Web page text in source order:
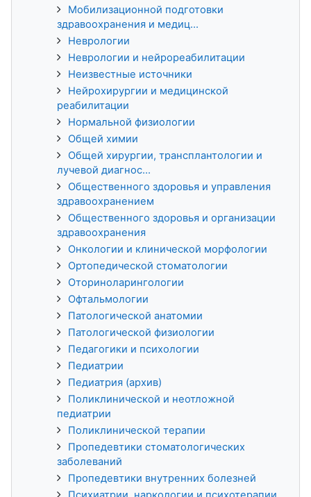
Мобилизационной подготовки
здравоохранения и медиц...
Неврологии
Неврологии и нейрореабилитации
Неизвестные источники
Нейрохирургии и медицинской
реабилитации
Нормальной физиологии
Общей химии
Общей хирургии, трансплантологии и
лучевой диагнос...
Общественного здоровья и управления
здравоохранением
Общественного здоровья и организации
здравоохранения
Онкологии и клинической морфологии
Ортопедической стоматологии
Оториноларингологии
Офтальмологии
Патологической анатомии
Патологической физиологии
Педагогики и психологии
Педиатрии
Педиатрия (архив)
Поликлинической и неотложной
педиатрии
Поликлинической терапии
Пропедевтики стоматологических
заболеваний
Пропедевтики внутренних болезней